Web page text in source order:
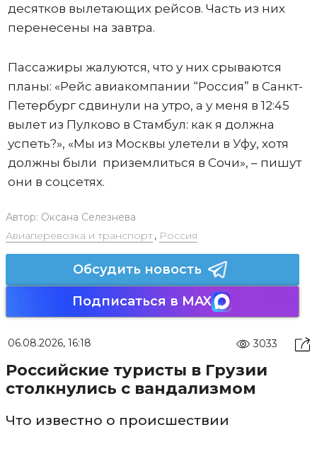
десятков вылетающих рейсов. Часть из них
перенесены на завтра.
Пассажиры жалуются, что у них срываются
планы: «Рейс авиакомпании “Россия” в Санкт-
Петербург сдвинули на утро, а у меня в 12:45
вылет из Пулково в Стамбул: как я должна
успеть?», «Мы из Москвы улетели в Уфу, хотя
должны были приземлиться в Сочи», – пишут
они в соцсетях.
Автор: Оксана Селезнева
Авиаперевозка и транспорт, Россия
Обсудить новость
Подписаться в MAX
06.08.2026, 16:18 3033
Российские туристы в Грузии
столкнулись с вандализмом
Что известно о происшествии